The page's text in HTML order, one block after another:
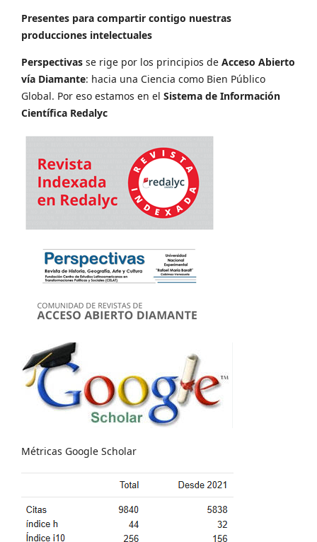
Presentes para compartir contigo nuestras
producciones intelectuales
Perspectivas se rige por los principios de Acceso Abierto
vía Diamante: hacia una Ciencia como Bien Público
Global. Por eso estamos en el Sistema de Información
Científica Redalyc
Métricas Google Scholar